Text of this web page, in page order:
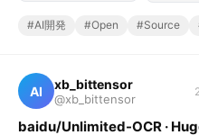
のエージェントを計画・実装
こにいても最高水準のAI開発
#AI開発 #Open #Source
AI xb_bittensor
@xb_bittensor
baidu/Unlimited-OCR ·